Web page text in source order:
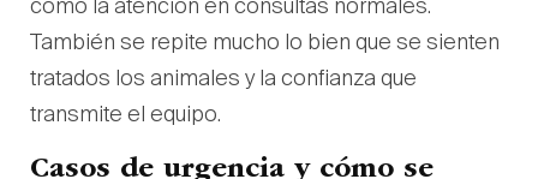
También se repite mucho lo bien que se sienten
tratados los animales y la confianza que
transmite el equipo.
Casos de urgencia y cómo se